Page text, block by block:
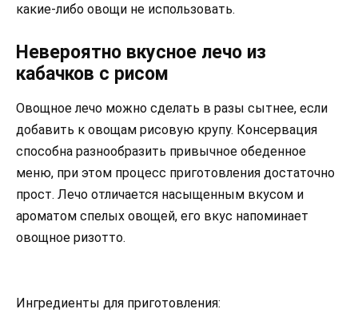
какие-либо овощи не использовать.
Невероятно вкусное лечо из
кабачков с рисом
Овощное лечо можно сделать в разы сытнее, если
добавить к овощам рисовую крупу. Консервация
способна разнообразить привычное обеденное
меню, при этом процесс приготовления достаточно
прост. Лечо отличается насыщенным вкусом и
ароматом спелых овощей, его вкус напоминает
овощное ризотто.
Ингредиенты для приготовления: